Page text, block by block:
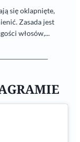
się oklapnięte,
Zasada jest
włosów,...